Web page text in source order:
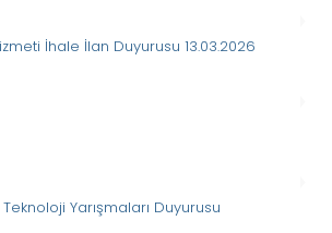
İhale İlan Duyurusu 13.03.2026
Teknoloji Yarışmaları Duyurusu